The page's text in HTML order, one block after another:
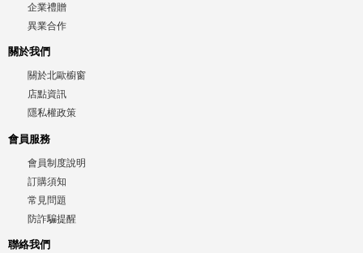
企業禮贈
異業合作
關於我們
關於北歐櫥窗
店點資訊
隱私權政策
會員服務
會員制度說明
訂購須知
常見問題
防詐騙提醒
聯絡我們